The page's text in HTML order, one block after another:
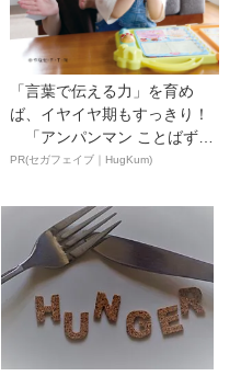
「言葉で伝える力」を育め
ば、イヤイヤ期もすっきり！
「アンパンマン ことばずか
ん...
PR(セガフェイブ｜HugKum)